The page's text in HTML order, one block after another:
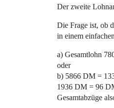
Der zweite
Die Frage ist, ob
in einem
a) Gesamtlohn
oder
b) 5866 DM =
1936 DM = 96
Gesamtabzüge